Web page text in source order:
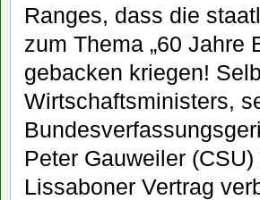
Ranges, dass die
zum Thema „60 Jahre
gebacken kriegen!
Wirtschaftsministers,
Peter Gauweiler
Lissaboner Vertrag